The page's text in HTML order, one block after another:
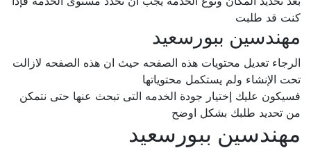
كنت قد طلبت
مهندسين ببورسعيد
الرجاء تعديل محتويات هذه الصفحه حيث ان هذه الصفحه لازالت
تحت الإنشاء ولم يستكمل محتوياتها
فسيكون عليك إختيار جودة الخدمه التى تبحث عنها حتى نتمكن
من تحديد طلبك بشكل اوضح
مهندسين ببورسعيد